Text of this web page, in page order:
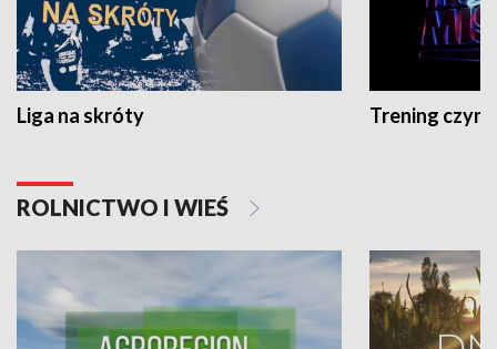
Liga na skróty Trening czyni
ROLNICTWO I WIEŚ